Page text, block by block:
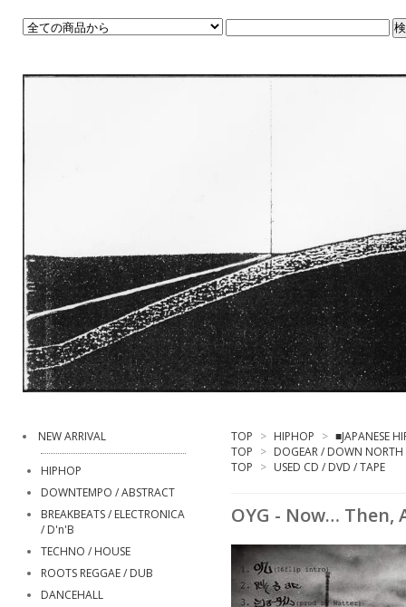
TOP > HIPHOP > ■JAPANESE
TOP > DOGEAR / DOWN NORTH
TOP > USED CD / DVD / TAPE
OYG - Now… Then,
NEW ARRIVAL
HIPHOP
DOWNTEMPO / ABSTRACT
BREAKBEATS / ELECTRONICA
/ D'n'B
TECHNO / HOUSE
ROOTS REGGAE / DUB
DANCEHALL